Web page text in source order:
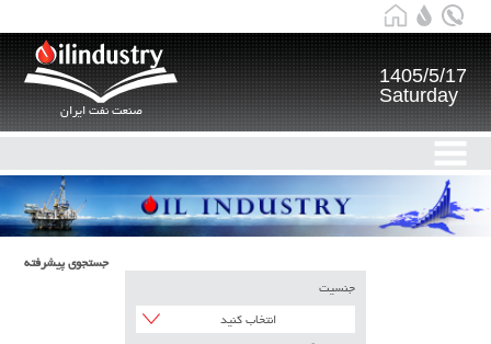
صنعت نفت ایران
1405/5/17
Saturday
جستجوی پیشرفته
جنسیت
انتخاب کنید